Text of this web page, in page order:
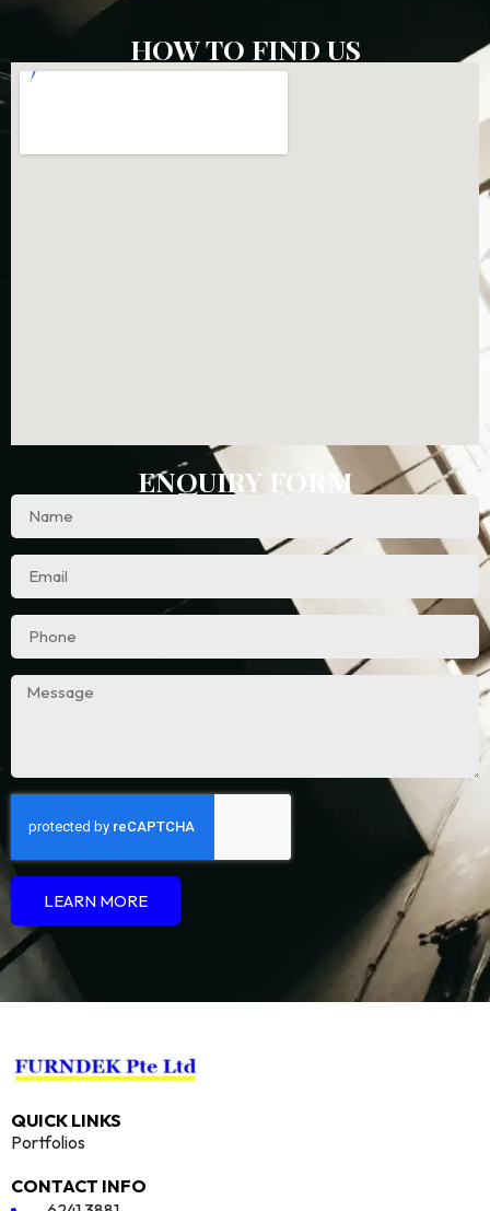
HOW TO FIND US
ENQUIRY FORM
LEARN MORE
QUICK LINKS
Portfolios
CONTACT INFO